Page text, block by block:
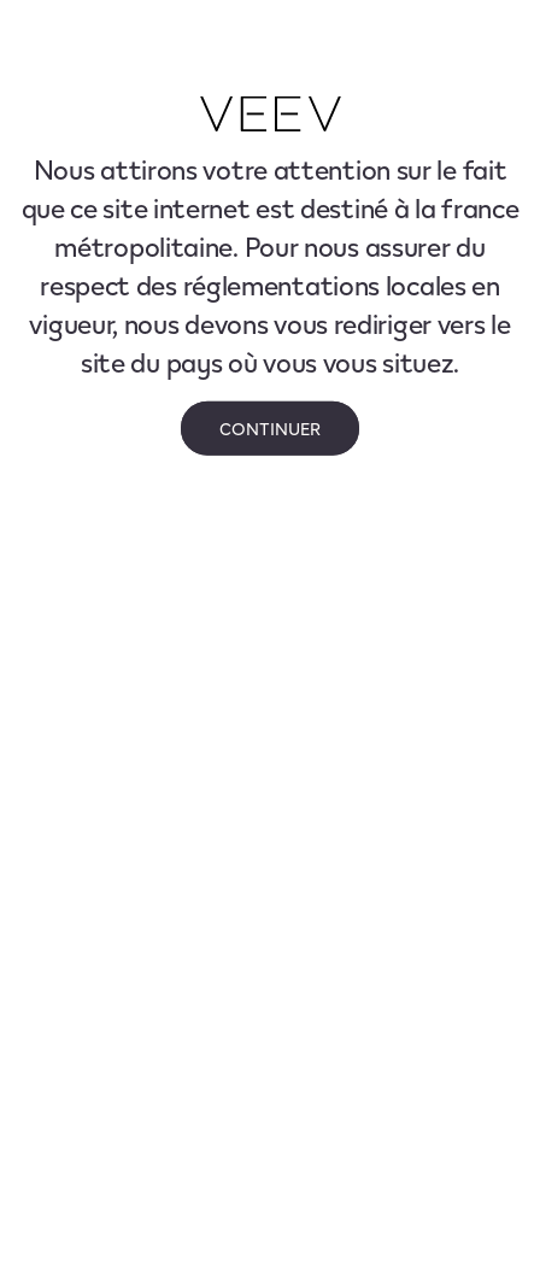
Nous attirons votre attention sur le fait
que ce site internet est destiné à la france
métropolitaine. Pour nous assurer du
respect des réglementations locales en
vigueur, nous devons vous rediriger vers le
site du pays où vous vous situez.
CONTINUER